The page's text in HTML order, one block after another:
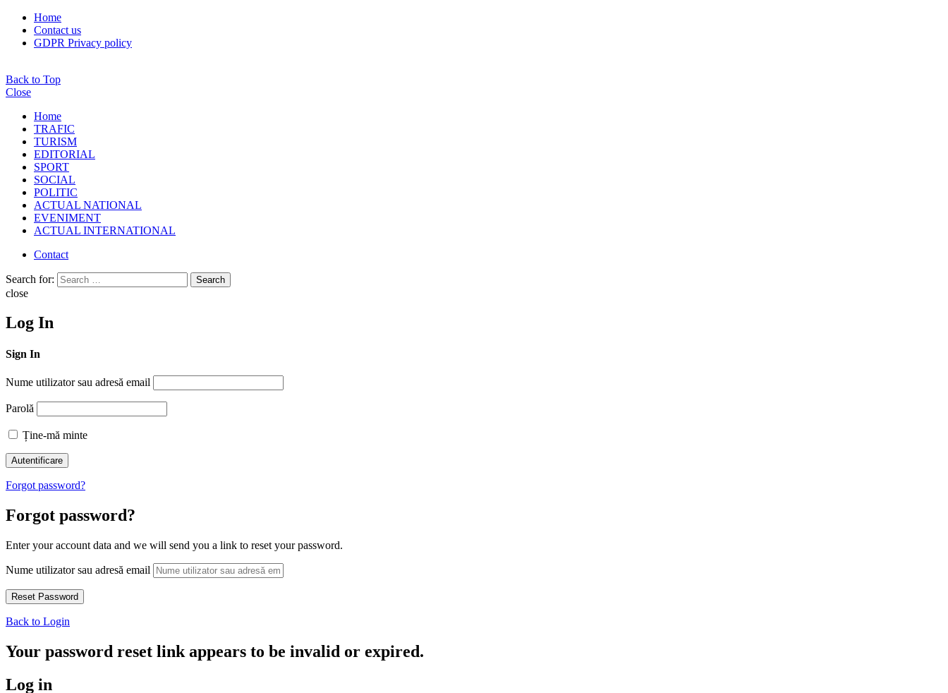
Home
Contact us
GDPR Privacy policy
Back to Top
Close
Home
TRAFIC
TURISM
EDITORIAL
SPORT
SOCIAL
POLITIC
ACTUAL NATIONAL
EVENIMENT
ACTUAL INTERNATIONAL
Contact
Search for: Search
close
Log In
Sign In
Nume utilizator sau adresă email
Parolă
Ține-mă minte
Forgot password?
Forgot password?
Enter your account data and we will send you a link to reset your password.
Nume utilizator sau adresă email
Back to Login
Your password reset link appears to be invalid or expired.
Log in